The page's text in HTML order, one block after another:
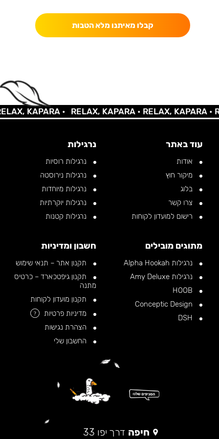
קבלו מאיתנו מלא הטבות
KAPARA • RELAX, KAPARA •RELAX, KAPARA •
עוד באתר
אודות
מיקור חוץ
בלוג
צרו קשר
רישום למועדון לקוחות
נרגילות
נרגילות רוסיות
נרגילות נירוסטה
נרגילות מיוחדות
נרגילות יוקרתיות
נרגילות קטנות
מתוגים מובילים
נרגילות Alpha Hookah
נרגילות Amy Deluxe
חשבון ומדיניות
תקנון אתר – תנאי שימוש
תקנון גיפטכארד – כרטיס
מתנה
תקנון מועדון לקוחות
מדיניות פרטיות
?
הצהרת נגישות
החשבון שלי
חיפה דרך יפו 33